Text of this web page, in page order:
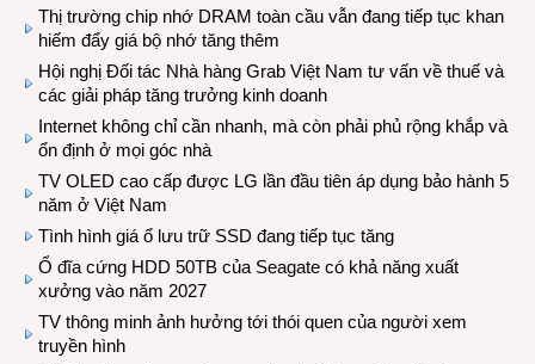
Thị trường chip nhớ DRAM toàn cầu vẫn đang tiếp tục khan
hiếm đẩy giá bộ nhớ tăng thêm
Hội nghị Đối tác Nhà hàng Grab Việt Nam tư vấn về thuế và
các giải pháp tăng trưởng kinh doanh
Internet không chỉ cần nhanh, mà còn phải phủ rộng khắp và
ổn định ở mọi góc nhà
TV OLED cao cấp được LG lần đầu tiên áp dụng bảo hành 5
năm ở Việt Nam
Tình hình giá ổ lưu trữ SSD đang tiếp tục tăng
Ổ đĩa cứng HDD 50TB của Seagate có khả năng xuất
xưởng vào năm 2027
TV thông minh ảnh hưởng tới thói quen của người xem
truyền hình